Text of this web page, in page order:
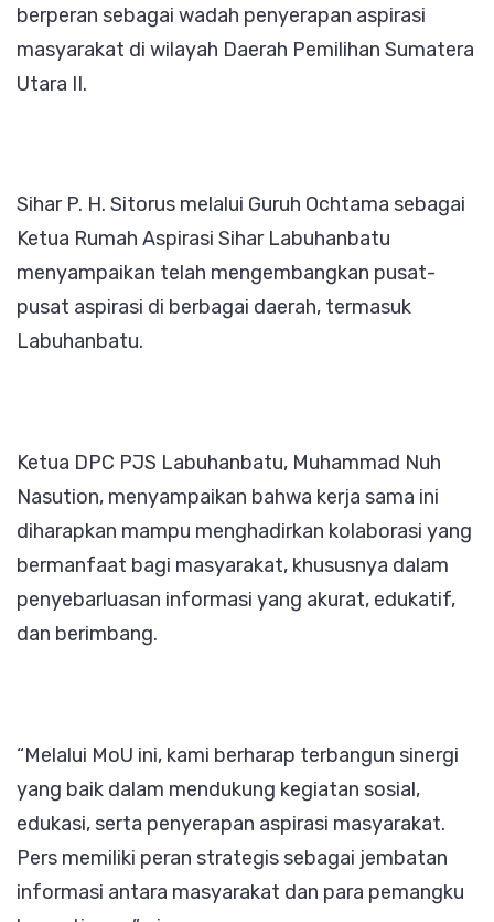
berperan sebagai wadah penyerapan aspirasi
masyarakat di wilayah Daerah Pemilihan Sumatera
Utara II.
Sihar P. H. Sitorus melalui Guruh Ochtama sebagai
Ketua Rumah Aspirasi Sihar Labuhanbatu
menyampaikan telah mengembangkan pusat-
pusat aspirasi di berbagai daerah, termasuk
Labuhanbatu.
Ketua DPC PJS Labuhanbatu, Muhammad Nuh
Nasution, menyampaikan bahwa kerja sama ini
diharapkan mampu menghadirkan kolaborasi yang
bermanfaat bagi masyarakat, khususnya dalam
penyebarluasan informasi yang akurat, edukatif,
dan berimbang.
“Melalui MoU ini, kami berharap terbangun sinergi
yang baik dalam mendukung kegiatan sosial,
edukasi, serta penyerapan aspirasi masyarakat.
Pers memiliki peran strategis sebagai jembatan
informasi antara masyarakat dan para pemangku